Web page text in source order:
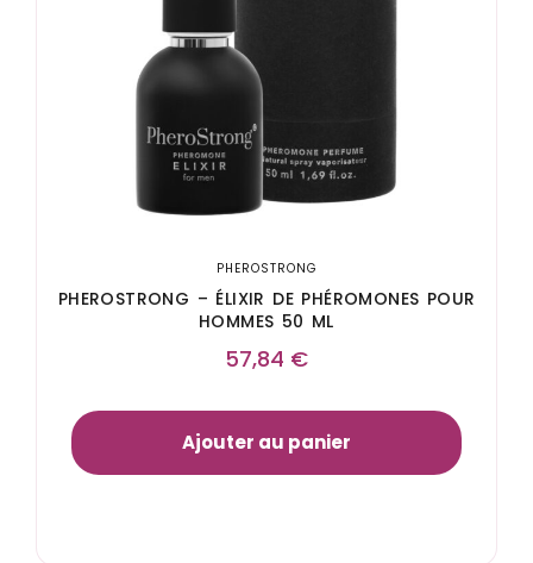
PHEROSTRONG
PHEROSTRONG – ÉLIXIR DE PHÉROMONES POUR
HOMMES 50 ML
57,84 €
Ajouter au panier